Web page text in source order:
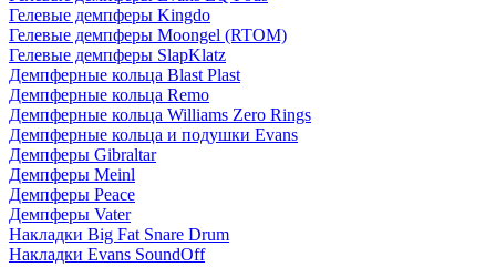
Гелевые демпферы Kingdo
Гелевые демпферы Moongel (RTOM)
Гелевые демпферы SlapKlatz
Демпферные кольца Blast Plast
Демпферные кольца Remo
Демпферные кольца Williams Zero Rings
Демпферные кольца и подушки Evans
Демпферы Gibraltar
Демпферы Meinl
Демпферы Peace
Демпферы Vater
Накладки Big Fat Snare Drum
Накладки Evans SoundOff